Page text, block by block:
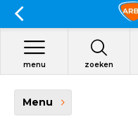
zoeken
menu
Menu